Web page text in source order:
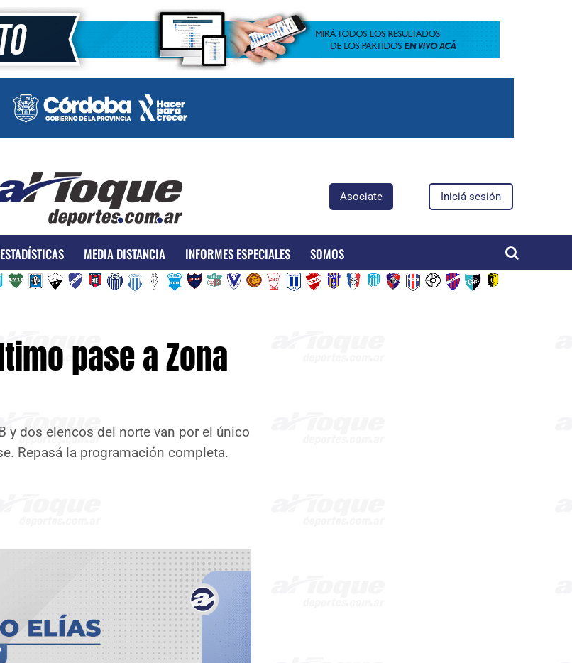
Asociate Iniciá sesión
ESTADÍSTICAS MEDIA DISTANCIA INFORMES ESPECIALES SOMOS
pase a Zona
y dos elencos del norte van por el único
Repasá la programación completa.